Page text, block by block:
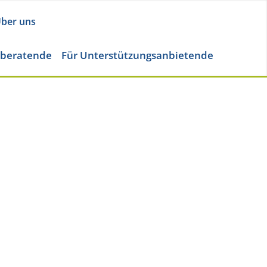
uns
Für Unterstützungsanbietende